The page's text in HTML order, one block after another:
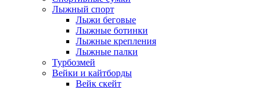
Лыжный спорт
Лыжи беговые
Лыжные ботинки
Лыжные крепления
Лыжные палки
Турбозмей
Вейки и кайтборды
Вейк скейт